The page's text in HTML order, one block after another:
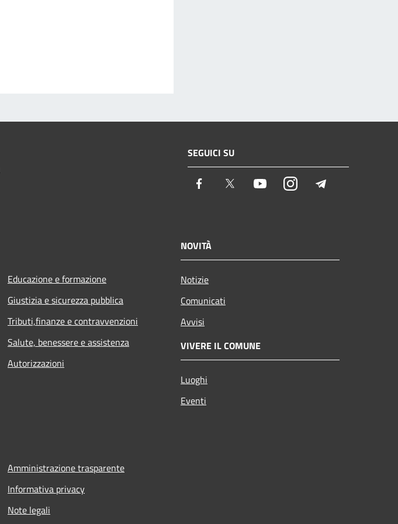
SEGUICI SU
Facebook Twitter YoutubeInstagram
Educazione e formazione
Giustizia e sicurezza pubblica
Tributi,finanze e contravvenzioni
Salute, benessere e assistenza
Autorizzazioni
NOVITÀ
Notizie
Comunicati
Avvisi
VIVERE IL COMUNE
Luoghi
Eventi
Amministrazione trasparente
Informativa privacy
Note legali